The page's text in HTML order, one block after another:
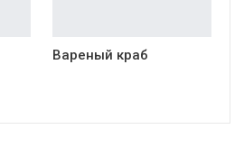
Вареный краб